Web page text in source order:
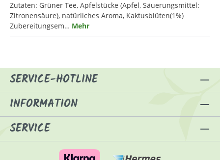
Zutaten: Grüner Tee, Apfelstücke (Apfel, Säuerungsmittel:
Zitronensäure), natürliches Aroma, Kaktusblüten(1%)
Zubereitungsem… Mehr
SERVICE-HOTLINE
INFORMATION
SERVICE